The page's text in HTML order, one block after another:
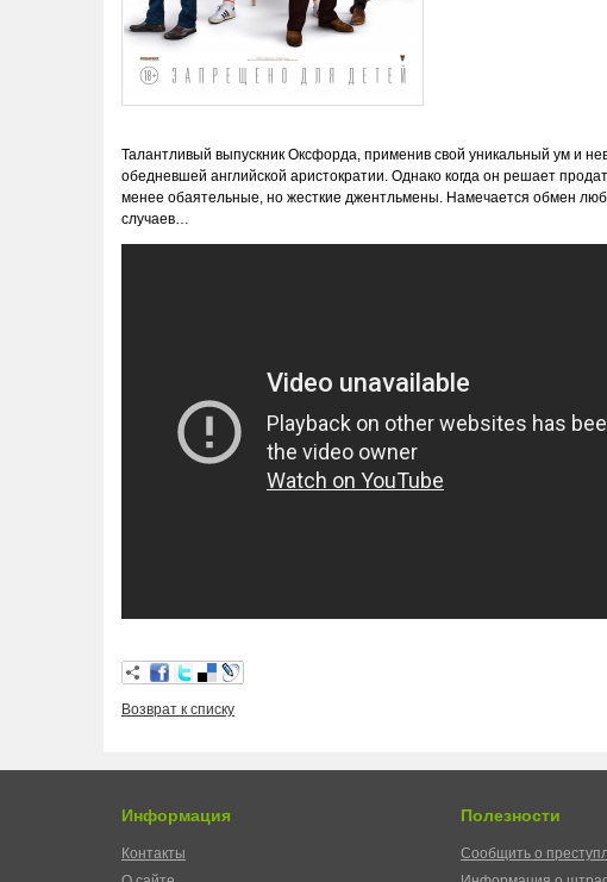
Талантливый выпускник Оксфорда, применив свой уникальный ум и
обедневшей английской аристократии. Однако когда он решает
менее обаятельные, но жесткие джентльмены. Намечается обмен
случаев…
Возврат к списку
Информация
Контакты
Полезности
Сообщить о